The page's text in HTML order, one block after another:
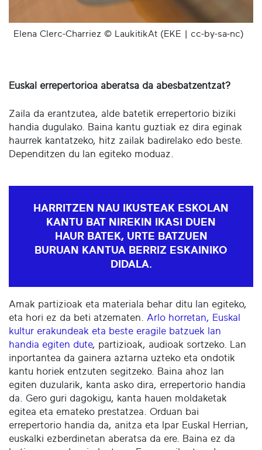
Elena Clerc-Charriez © LaukitikAt (EKE | cc-by-sa-nc)
Euskal errepertorioa aberatsa da abesbatzentzat?
Zaila da erantzutea, alde batetik errepertorio biziki
handia dugulako. Baina kantu guztiak ez dira eginak
haurrek kantatzeko, hitz zailak badirelako edo beste.
Dependitzen du lan egiteko moduaz.
HARRITZEN NAU IKUSTEAK ESKOLAN
KANTU BAT NIREKIN IKASI DUEN
HAUR BATEK, URTE BATZUEN
BURUAN KANTUA BERRIZ ESKAINIKO
DIDALA.
Amak partizioak eta materiala behar ditu lan egiteko,
eta hori ez da beti atzematen.
Arlo horretan, Euskal
kultur erakundeak eta beste eragile batzuek lan
handia egiten dute, partizioak, audioak sortzeko. Lan
inportantea da gainera aztarna uzteko eta ondotik
kantu horiek entzuten segitzeko. Baina ahoz lan
egiten duzularik, kanta asko dira, errepertorio handia
da. Gero guri dagokigu, kanta hauen moldaketak
egitea eta emateko prestatzea. Orduan bai
errepertorio handia da, anitza eta Ipar Euskal Herrian,
euskalki ezberdinetan aberatsa da ere. Baina ez da